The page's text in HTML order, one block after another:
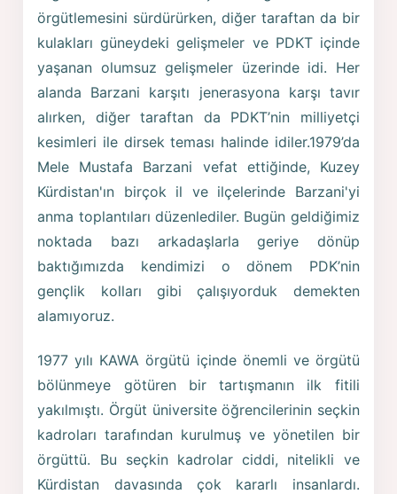
örgütlemesini sürdürürken, diğer taraftan da bir
kulakları güneydeki gelişmeler ve PDKT içinde
yaşanan olumsuz gelişmeler üzerinde idi. Her
alanda Barzani karşıtı jenerasyona karşı tavır
alırken, diğer taraftan da PDKT’nin milliyetçi
kesimleri ile dirsek teması halinde idiler.1979’da
Mele Mustafa Barzani vefat ettiğinde, Kuzey
Kürdistan'ın birçok il ve ilçelerinde Barzani'yi
anma toplantıları düzenlediler. Bugün geldiğimiz
noktada bazı arkadaşlarla geriye dönüp
baktığımızda kendimizi o dönem PDK’nin
gençlik kolları gibi çalışıyorduk demekten
alamıyoruz.
1977 yılı KAWA örgütü içinde önemli ve örgütü
bölünmeye götüren bir tartışmanın ilk fitili
yakılmıştı. Örgüt üniversite öğrencilerinin seçkin
kadroları tarafından kurulmuş ve yönetilen bir
örgüttü. Bu seçkin kadrolar ciddi, nitelikli ve
Kürdistan davasında çok kararlı insanlardı.